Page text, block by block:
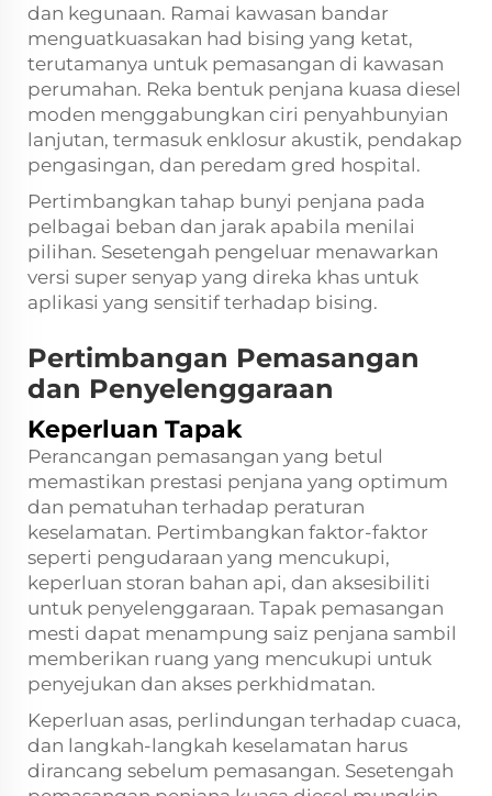
dan kegunaan. Ramai kawasan bandar
menguatkuasakan had bising yang ketat,
terutamanya untuk pemasangan di kawasan
perumahan. Reka bentuk penjana kuasa diesel
moden menggabungkan ciri penyahbunyian
lanjutan, termasuk enklosur akustik, pendakap
pengasingan, dan peredam gred hospital.
Pertimbangkan tahap bunyi penjana pada
pelbagai beban dan jarak apabila menilai
pilihan. Sesetengah pengeluar menawarkan
versi super senyap yang direka khas untuk
aplikasi yang sensitif terhadap bising.
Pertimbangan Pemasangan
dan Penyelenggaraan
Keperluan Tapak
Perancangan pemasangan yang betul
memastikan prestasi penjana yang optimum
dan pematuhan terhadap peraturan
keselamatan. Pertimbangkan faktor-faktor
seperti pengudaraan yang mencukupi,
keperluan storan bahan api, dan aksesibiliti
untuk penyelenggaraan. Tapak pemasangan
mesti dapat menampung saiz penjana sambil
memberikan ruang yang mencukupi untuk
penyejukan dan akses perkhidmatan.
Keperluan asas, perlindungan terhadap cuaca,
dan langkah-langkah keselamatan harus
dirancang sebelum pemasangan. Sesetengah